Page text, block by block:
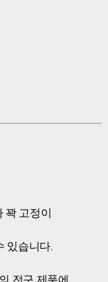
꽉 고정이
있습니다.
전구 제품에